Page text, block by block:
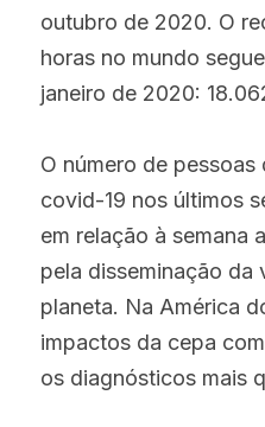
outubro de 2020. O
horas no mundo
janeiro de 2020:
O número de
covid-19 nos últimos
em relação à semana
pela disseminação da
planeta. Na América
impactos da cepa
os diagnósticos mais